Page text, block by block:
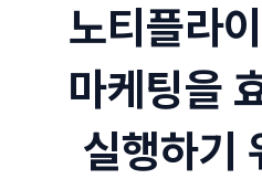
노티플라
마케팅을
실행하기